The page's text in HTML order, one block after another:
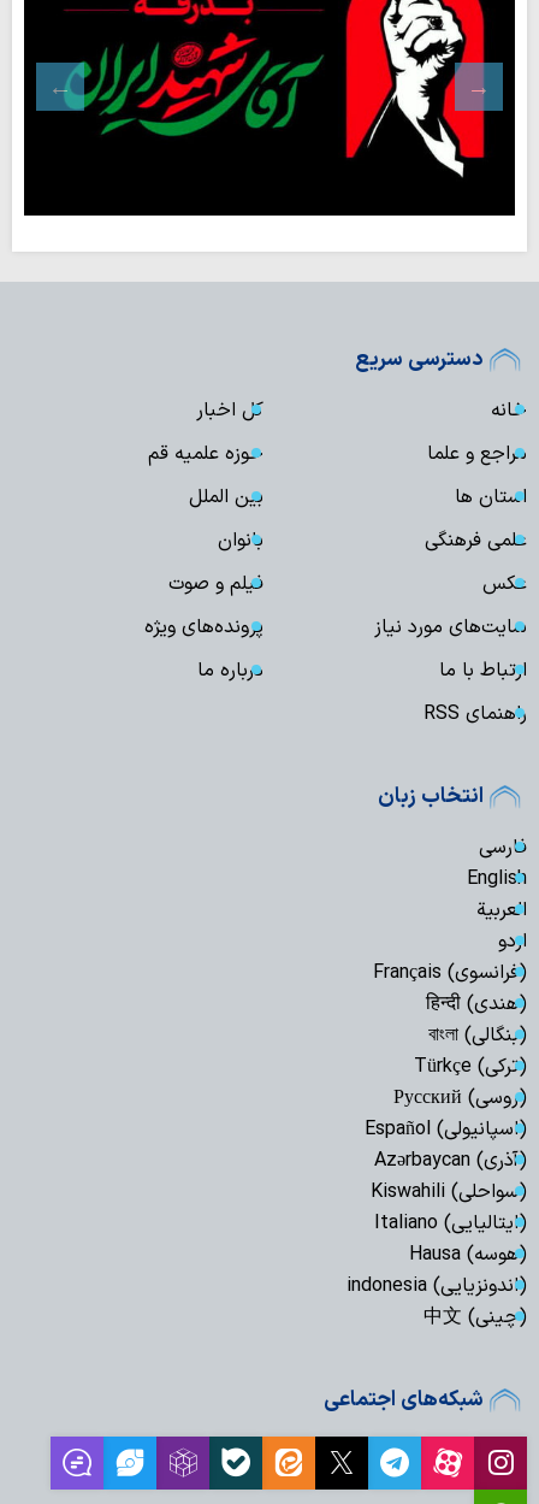
دسترسی سریع
خانه
کل اخبار
مراجع و علما
حوزه علمیه قم
استان ها
بین الملل
علمی فرهنگی
بانوان
عکس
فیلم و صوت
سایت‌های مورد نیاز
پرونده‌های ویژه
ارتباط با ما
درباره ما
راهنمای RSS
انتخاب زبان
فارسی
English
العربیة
اردو
(فرانسوی) Français
(هندی) हिन्दी
(بنگالی) বাংলা
(ترکی) Türkçe
(روسی) Русский
(اسپانیولی) Español
(آذری) Azərbaycan
(سواحلی) Kiswahili
(ایتالیایی) Italiano
(هوسه) Hausa
(اندونزیایی) indonesia
(چینی) 中文
شبکه‌های اجتماعی